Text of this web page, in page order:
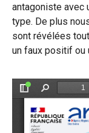
antagoniste avec
type. De plus
sont révélées
un faux positif ou